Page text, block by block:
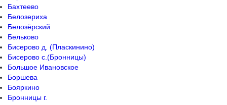
Бахтеево
Белозериха
Белозёрский
Бельково
Бисерово д. (Пласкинино)
Бисерово с.(Бронницы)
Большое Ивановское
Боршева
Бояркино
Бронницы г.